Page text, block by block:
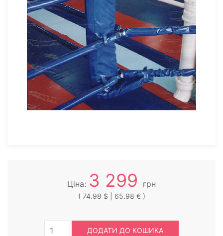
Ціна: 3 299 грн
( 74.98 $ | 65.98 € )
ДОДАТИ ДО КОШИКА